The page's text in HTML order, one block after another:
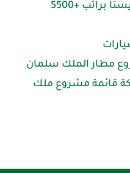
موظف/ة استقبال ونادل وباريستا براتب +5500
مطار الملك سلمان
قائمة مشروع ملك